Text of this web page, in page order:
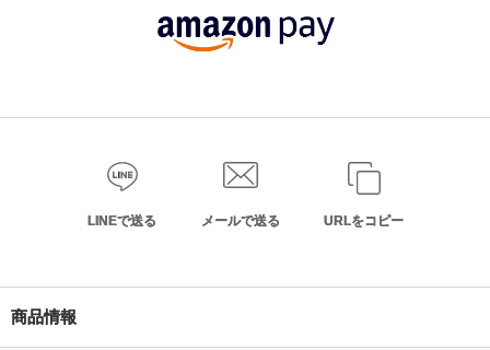
LINEで送る メールで送る URLをコピー
商品情報